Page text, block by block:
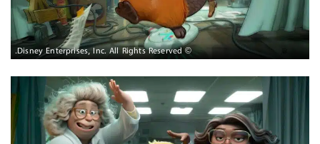
© Disney Enterprises, Inc. All Rights Reserved.